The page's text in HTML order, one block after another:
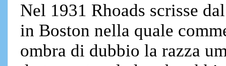
Nel 1931 Rhoads scrisse
in Boston nella quale
ombra di dubbio la razza